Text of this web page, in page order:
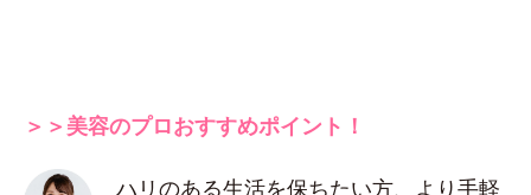
＞＞美容のプロおすすめポイント！
ハリのある生活を保ちたい方、より手軽